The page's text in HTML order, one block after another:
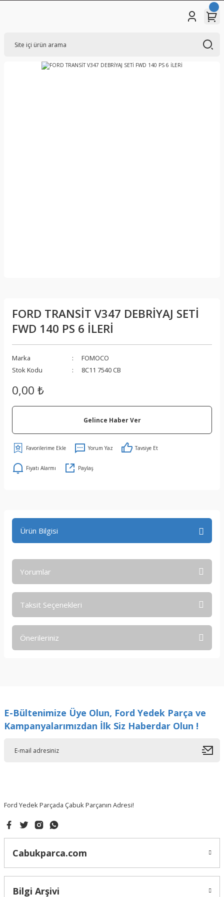
FORD TRANSİT V347 DEBRİYAJ SETİ
FWD 140 PS 6 İLERİ
Marka
FOMOCO
Stok Kodu
8C11 7540 CB
0,00 ₺
Gelince Haber Ver
Yorum Yaz Tavsiye Et
Fiyatı Alarmı Paylaş
Ürün Bilgisi
Yorumlar
Taksit Seçenekleri
Önerileriniz
Ürün resmi kalitesiz, bozuk veya görüntülenemiyor.
Ürün açıklamasında eksik bilgiler bulunuyor.
Gönder
E-Bültenimize Üye Olun, Ford Yedek Parça ve
Kampanyalarımızdan İlk Siz Haberdar Olun !
Ford Yedek Parçada Çabuk Parçanın Adresi!
Cabukparca.com
Bilgi Arşivi